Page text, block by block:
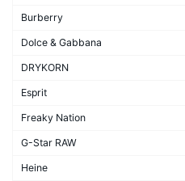
Burberry
Dolce & Gabbana
DRYKORN
Esprit
Freaky Nation
G-Star RAW
Heine